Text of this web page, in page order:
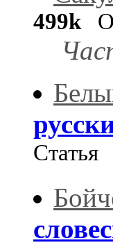
499k
Статья